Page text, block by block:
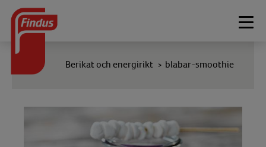
Berikat och energirikt > blabar-smoothie